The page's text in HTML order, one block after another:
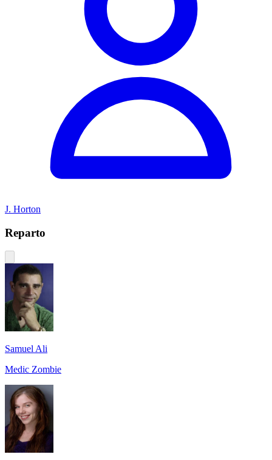
J. Horton
Reparto
Samuel Ali
Medic Zombie